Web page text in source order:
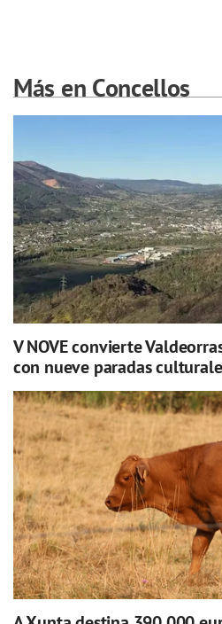
Más en Concellos
V NOVE convierte
con nueve paradas